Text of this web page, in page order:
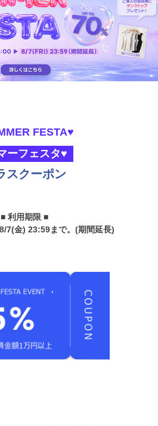
FESTA♥
ーフェスタ♥
スクーポン
■ 利用期限 ■
7(金) 23:59まで。(期間延長)